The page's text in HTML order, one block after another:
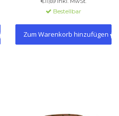
geschlossenen Feuchtraum-
Decken geeignet.
Bestellbar
Zum Warenkorb hinzufügen